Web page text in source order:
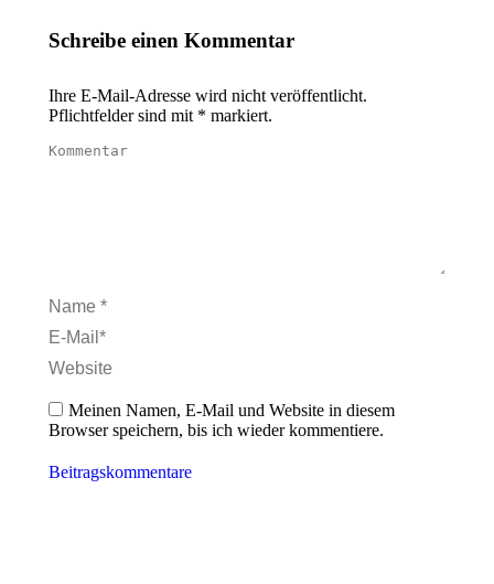
Schreibe einen Kommentar
Ihre E-Mail-Adresse wird nicht veröffentlicht.
Pflichtfelder sind mit * markiert.
Kommentar
Name *
E-Mail *
Website
Meinen Namen, E-Mail und Website in diesem
Browser speichern, bis ich wieder kommentiere.
Beitragskommentare